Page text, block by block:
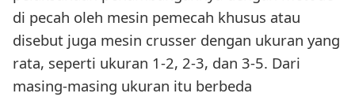
di pecah oleh mesin pemecah khusus atau
disebut juga mesin crusser dengan ukuran yang
rata, seperti ukuran 1-2, 2-3, dan 3-5. Dari
masing-masing ukuran itu berbeda